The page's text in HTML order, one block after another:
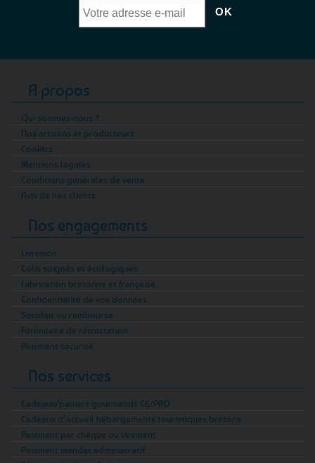
A propos
Qui sommes-nous ?
Nos artisans et producteurs
Cookies
Mentions légales
Conditions générales de vente
Avis de nos clients
Nos engagements
Livraison
Colis soignés et écologiques
Fabrication bretonne et française
Confidentialité de vos données
Satisfait ou remboursé
Formulaire de rétractation
Paiement sécurisé
Nos services
Cadeaux/paniers gourmands CE/PRO
Cadeaux d’accueil hébergements touristiques bretons
Paiement par chèque ou virement
Paiement mandat administratif